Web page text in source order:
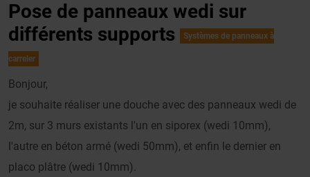
Pose de panneaux wedi sur
différents supports
Systèmes de panneaux à
carreler
Bonjour,
je souhaite réaliser une douche avec des panneaux wedi de
2m, sur 3 murs existants l'un en siporex (wedi 10mm),
l'autre en béton armé (wedi 50mm), et enfin le dernier en
placo plâtre (wedi 10mm).